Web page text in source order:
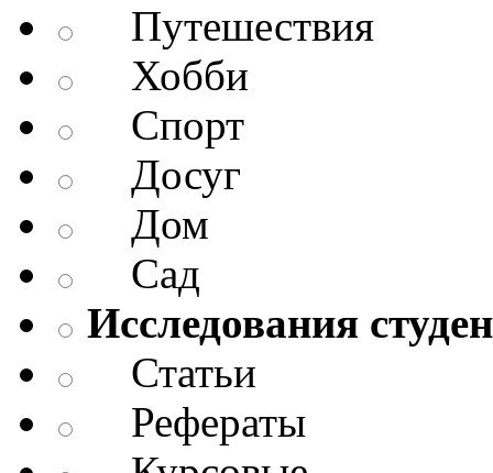
Путешествия
Хобби
Спорт
Досуг
Дом
Сад
Исследования
Статьи
Рефераты